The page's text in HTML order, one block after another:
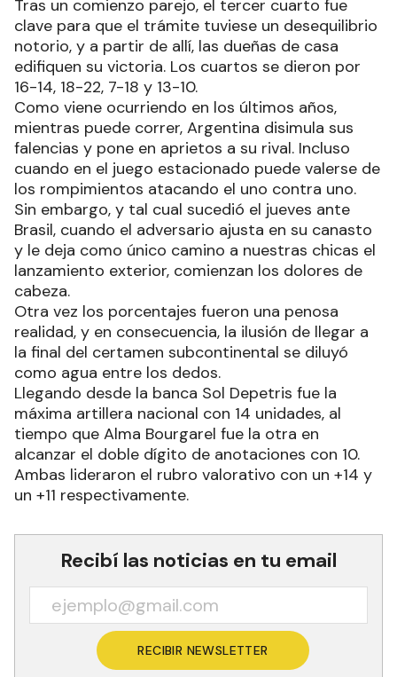
Tras un comienzo parejo, el tercer cuarto fue
clave para que el trámite tuviese un desequilibrio
notorio, y a partir de allí, las dueñas de casa
edifiquen su victoria. Los cuartos se dieron por
16-14, 18-22, 7-18 y 13-10.
Como viene ocurriendo en los últimos años,
mientras puede correr, Argentina disimula sus
falencias y pone en aprietos a su rival. Incluso
cuando en el juego estacionado puede valerse de
los rompimientos atacando el uno contra uno.
Sin embargo, y tal cual sucedió el jueves ante
Brasil, cuando el adversario ajusta en su canasto
y le deja como único camino a nuestras chicas el
lanzamiento exterior, comienzan los dolores de
cabeza.
Otra vez los porcentajes fueron una penosa
realidad, y en consecuencia, la ilusión de llegar a
la final del certamen subcontinental se diluyó
como agua entre los dedos.
Llegando desde la banca Sol Depetris fue la
máxima artillera nacional con 14 unidades, al
tiempo que Alma Bourgarel fue la otra en
alcanzar el doble dígito de anotaciones con 10.
Ambas lideraron el rubro valorativo con un +14 y
un +11 respectivamente.
Recibí las noticias en tu email
RECIBIR NEWSLETTER